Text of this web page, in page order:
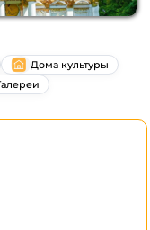
Дома культуры